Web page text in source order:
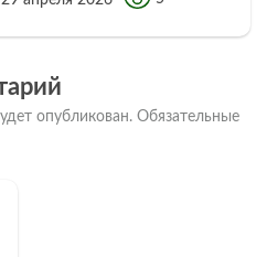
опубликован. Обязательные